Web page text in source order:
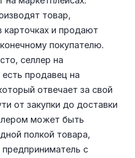
товар,
и продают
покупателю.
селлер на
продавец на
отвечает за свой
от закупки до доставки
может быть
полкой товара,
с